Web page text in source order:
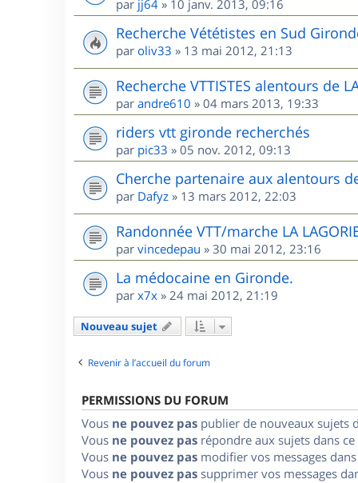
par jj64 » 10 janv. 2013, 09:16
Recherche Vététistes en Sud
par oliv33 » 13 mai 2012, 21:13
Recherche VTTISTES alentours de
par andre610 » 04 mars 2013, 19:33
riders vtt gironde recherchés
par pic33 » 05 nov. 2012, 09:13
Cherche partenaire aux alentours
par Dafyz » 13 mars 2012, 22:03
Randonnée VTT/marche LA
par vincedepau » 30 mai 2012, 23:16
La médocaine en Gironde.
par x7x » 24 mai 2012, 21:19
Nouveau sujet
Revenir à l’accueil du forum
PERMISSIONS DU FORUM
Vous ne pouvez pas publier de nouveaux sujets
Vous ne pouvez pas répondre aux sujets dans
Vous ne pouvez pas modifier vos messages
Vous ne pouvez pas supprimer vos messages